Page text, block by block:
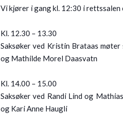
Vi kjører i gang kl. 12:30 i
Kl. 12.30 – 13.30
Saksøker ved Kristin Brataas
og Mathilde Morel Daasvatn
Kl. 14.00 – 15.00
Saksøker ved Randi Lind og
og Kari Anne Haugli